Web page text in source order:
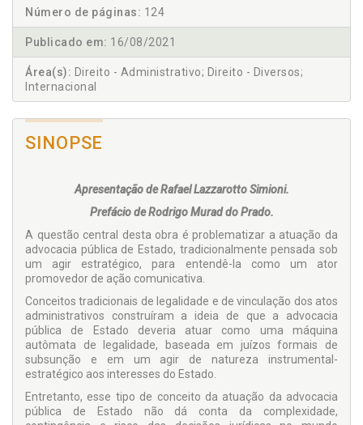
Número de páginas: 124
Publicado em: 16/08/2021
Área(s): Direito - Administrativo; Direito - Diversos;
Internacional
SINOPSE
Apresentação de Rafael Lazzarotto Simioni.
Prefácio de Rodrigo Murad do Prado.
A questão central desta obra é problematizar a atuação da
advocacia pública de Estado, tradicionalmente pensada sob
um agir estratégico, para entendê-la como um ator
promovedor de ação comunicativa.
Conceitos tradicionais de legalidade e de vinculação dos atos
administrativos construíram a ideia de que a advocacia
pública de Estado deveria atuar como uma máquina
autômata de legalidade, baseada em juízos formais de
subsunção e em um agir de natureza instrumental-
estratégico aos interesses do Estado.
Entretanto, esse tipo de conceito da atuação da advocacia
pública de Estado não dá conta da complexidade,